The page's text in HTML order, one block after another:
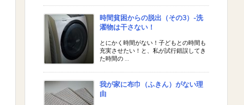
時間貧困からの脱出（その3）-洗
濯物は干さない！
とにかく時間がない！子どもとの時間も
充実させたい！と、私が試行錯誤してき
た時間の ...
我が家に布巾（ふきん）がない理
由